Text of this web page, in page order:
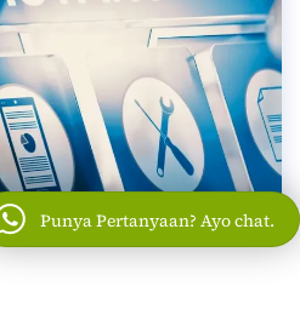
Punya Pertanyaan? Ayo chat.